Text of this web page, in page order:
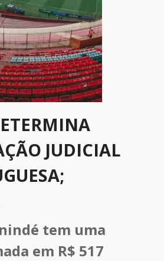
JUDICIAL
tem uma
em R$ 517